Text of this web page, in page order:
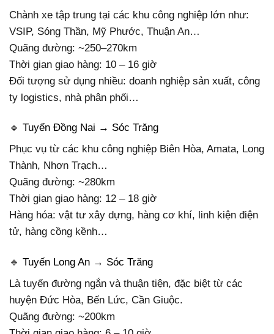
Chành xe tập trung tại các khu công nghiệp lớn như:
VSIP, Sóng Thần, Mỹ Phước, Thuận An…
Quãng đường: ~250–270km
Thời gian giao hàng: 10 – 16 giờ
Đối tượng sử dụng nhiều: doanh nghiệp sản xuất, công
ty logistics, nhà phân phối…
🔹 Tuyến Đồng Nai → Sóc Trăng
Phục vụ từ các khu công nghiệp Biên Hòa, Amata, Long
Thành, Nhơn Trạch…
Quãng đường: ~280km
Thời gian giao hàng: 12 – 18 giờ
Hàng hóa: vật tư xây dựng, hàng cơ khí, linh kiện điện
tử, hàng cồng kềnh…
🔹 Tuyến Long An → Sóc Trăng
Là tuyến đường ngắn và thuận tiện, đặc biệt từ các
huyện Đức Hòa, Bến Lức, Cần Giuộc.
Quãng đường: ~200km